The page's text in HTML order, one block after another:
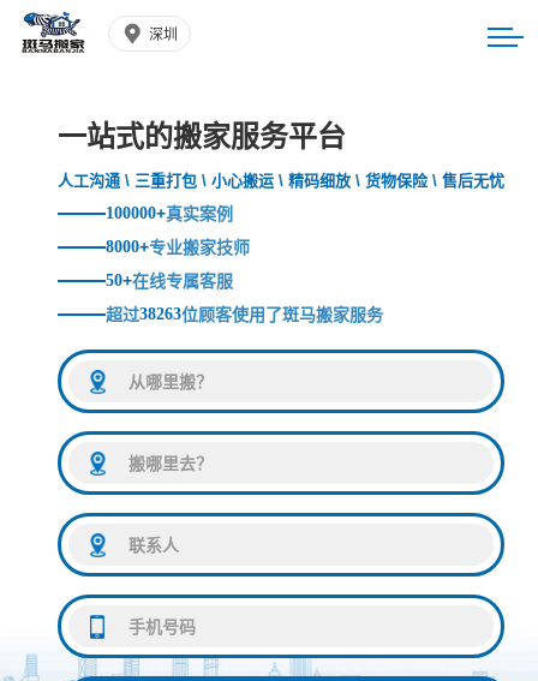
深圳
一站式的搬家服务平台
人工沟通 \ 三重打包 \ 小心搬运 \ 精码细放 \ 货物保险 \ 售后无忧
100000+真实案例
8000+专业搬家技师
50+在线专属客服
超过38263位顾客使用了斑马搬家服务